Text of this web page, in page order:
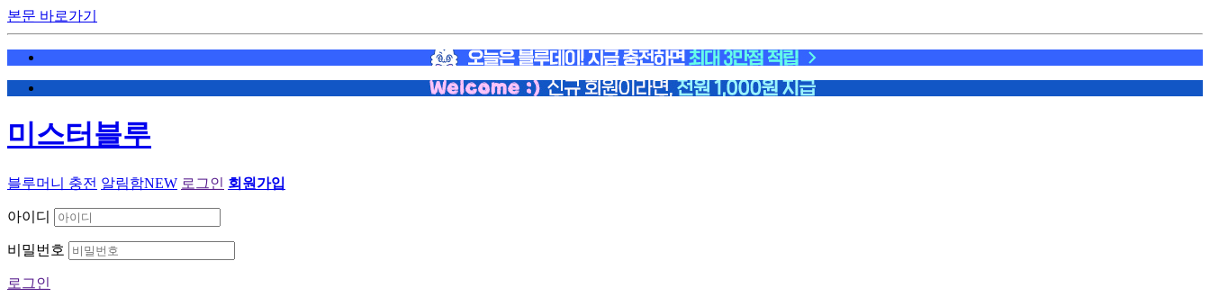
본문 바로가기
미스터블루
블루머니 충전 알림함NEW 로그인 회원가입
아이디
비밀번호
로그인